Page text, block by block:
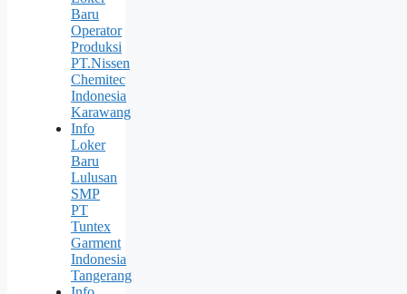
Baru
Operator
Produksi
PT.Nissen
Chemitec
Indonesia
Karawang
Info
Loker
Baru
Lulusan
SMP
PT
Tuntex
Garment
Indonesia
Tangerang